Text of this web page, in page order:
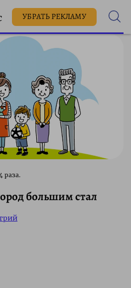
УБРАТЬ РЕКЛАМУ
раза.
большим стал